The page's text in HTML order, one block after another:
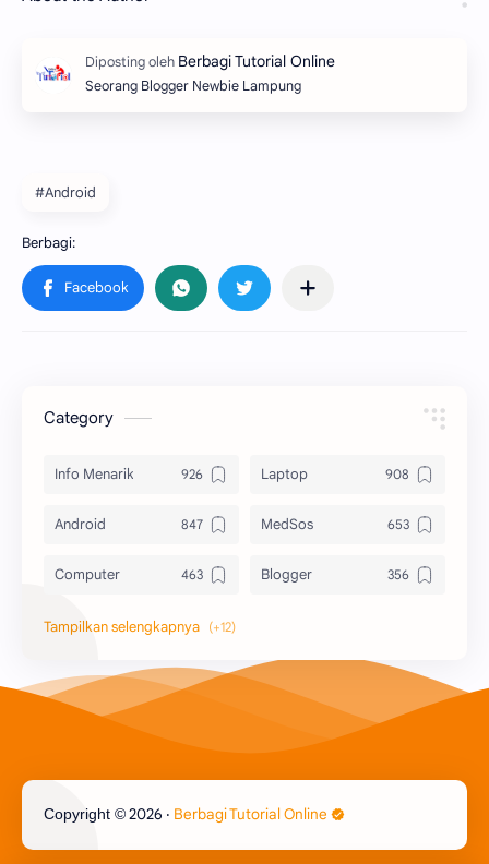
Seorang Blogger Newbie Lampung
#Android
Category
Info Menarik Laptop
Android MedSos
Computer Blogger
Komputer
Printer
Berbagi Template
CoralDraw Windows OS
Copyright © 2026 ‧ Berbagi Tutorial Online